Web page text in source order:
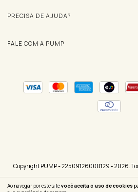
Ao navegar por este sitevocê aceita o uso de cookies
PRECISA DE AJUDA?
FALE COM A PUMP
Copyright PUMP - 22509126000129 - 2026.